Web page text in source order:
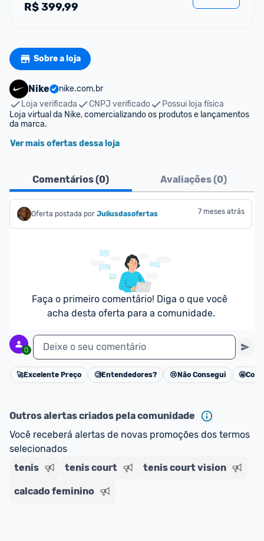
R$399,99
Sobre a loja
Nike
nike.com.br
Loja verificada
CNPJ verificado
Possui loja física
Loja virtual da Nike, comercializando os produtos e lançamentos
da marca.
Ver mais ofertas dessa loja
Comentários (0) Avaliações (0)
Oferta postada por Juliusdasofertas 7 meses atrás
Faça o primeiro comentário! Diga o que você
acha desta oferta para a comunidade.
0 Deixe o seu comentário
Cancelar
🚀Excelente Preço 🧐Entendedores? 😢 Não Consegui 🤩
Outros alertas criados pela comunidade
Você receberá alertas de novas promoções dos termos
selecionados
tenis
tenis court tenis court vision
calcado feminino